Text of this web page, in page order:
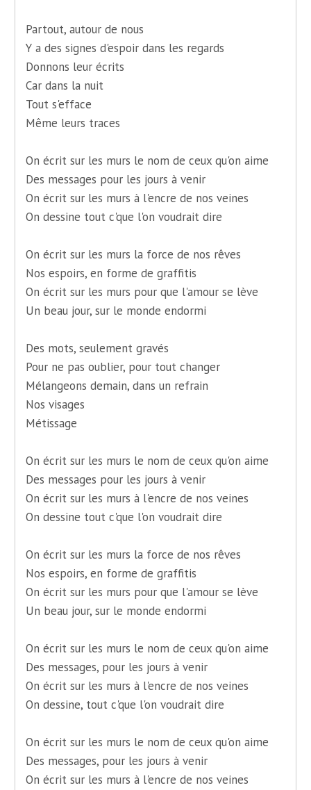
Partout, autour de nous
Y a des signes d'espoir dans les regards
Donnons leur écrits
Car dans la nuit
Tout s'efface
Même leurs traces
On écrit sur les murs le nom de ceux qu'on aime
Des messages pour les jours à venir
On écrit sur les murs à l'encre de nos veines
On dessine tout c'que l'on voudrait dire
On écrit sur les murs la force de nos rêves
Nos espoirs, en forme de graffitis
On écrit sur les murs pour que l'amour se lève
Un beau jour, sur le monde endormi
Des mots, seulement gravés
Pour ne pas oublier, pour tout changer
Mélangeons demain, dans un refrain
Nos visages
Métissage
On écrit sur les murs le nom de ceux qu'on aime
Des messages pour les jours à venir
On écrit sur les murs à l'encre de nos veines
On dessine tout c'que l'on voudrait dire
On écrit sur les murs la force de nos rêves
Nos espoirs, en forme de graffitis
On écrit sur les murs pour que l'amour se lève
Un beau jour, sur le monde endormi
On écrit sur les murs le nom de ceux qu'on aime
Des messages, pour les jours à venir
On écrit sur les murs à l'encre de nos veines
On dessine, tout c'que l'on voudrait dire
On écrit sur les murs le nom de ceux qu'on aime
Des messages, pour les jours à venir
On écrit sur les murs à l'encre de nos veines